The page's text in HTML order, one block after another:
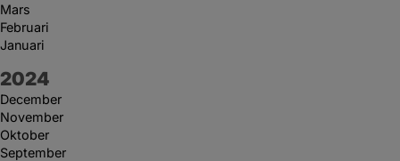
Mars
Februari
Januari
År:
2024
December
November
Oktober
September